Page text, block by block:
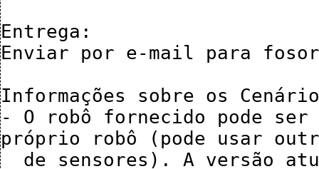
Entrega:
Enviar por e-mail para
Informações sobre os
- O robô fornecido pode
próprio robô (pode usar